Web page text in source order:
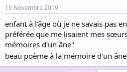
19 Novembre 2019
enfant à l'âge où je ne savais pas
préférée que me lisaient mes
mémoires d'un âne"
beau poème à la mémoire d'un âne